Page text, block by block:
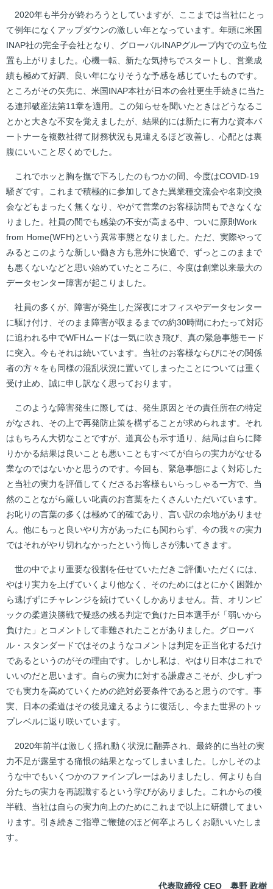
2020年も半分が終わろうとしていますが、ここまでは当社にとっ
て例年になくアップダウンの激しい年となっています。年頭に米国
INAP社の完全子会社となり、グローバルINAPグループ内での立ち位
置も上がりました。心機一転、新たな気持ちでスタートし、営業成
績も極めて好調、良い年になりそうな予感を感じていたものです。
ところがその矢先に、米国INAP本社が日本の会社更生手続きに当た
る連邦破産法第11章を適用。この知らせを聞いたときはどうなるこ
とかと大きな不安を覚えましたが、結果的には新たに有力な資本パ
ートナーを複数社得て財務状況も見違えるほど改善し、心配とは裏
腹にいいこと尽くめでした。
これでホッと胸を撫で下ろしたのもつかの間、今度はCOVID-19
騒ぎです。これまで積極的に参加してきた異業種交流会や名刺交換
会などもまったく無くなり、やがて営業のお客様訪問もできなくな
りました。社員の間でも感染の不安が高まる中、ついに原則Work
from Home(WFH)という異常事態となりました。ただ、実際やって
みるとこのような新しい働き方も意外に快適で、ずっとこのままで
も悪くないなどと思い始めていたところに、今度は創業以来最大の
データセンター障害が起こりました。
社員の多くが、障害が発生した深夜にオフィスやデータセンター
に駆け付け、そのまま障害が収まるまでの約30時間にわたって対応
に追われる中でWFHムードは一気に吹き飛び、真の緊急事態モード
に突入。今もそれは続いています。当社のお客様ならびにその関係
者の方々をも同様の混乱状況に置いてしまったことについては重く
受け止め、誠に申し訳なく思っております。
このような障害発生に際しては、発生原因とその責任所在の特定
がなされ、その上で再発防止策を構ずることが求められます。それ
はもちろん大切なことですが、道真公も示す通り、結局は自らに降
りかかる結果は良いことも悪いこともすべてが自らの実力がなせる
業なのではないかと思うのです。今回も、緊急事態によく対応した
と当社の実力を評価してくださるお客様もいらっしゃる一方で、当
然のことながら厳しい叱責のお言葉をたくさんいただいています。
お叱りの言葉の多くは極めて的確であり、言い訳の余地がありませ
ん。他にもっと良いやり方があったにも関わらず、今の我々の実力
ではそれがやり切れなかったという悔しさが沸いてきます。
世の中でより重要な役割を任せていただきご評価いただくには、
やはり実力を上げていくより他なく、そのためにはとにかく困難か
ら逃げずにチャレンジを続けていくしかありません。昔、オリンピ
ックの柔道決勝戦で疑惑の残る判定で負けた日本選手が「弱いから
負けた」とコメントして非難されたことがありました。グローバ
ル・スタンダードではそのようなコメントは判定を正当化するだけ
であるというのがその理由です。しかし私は、やはり日本はこれで
いいのだと思います。自らの実力に対する謙虚さこそが、少しずつ
でも実力を高めていくための絶対必要条件であると思うのです。事
実、日本の柔道はその後見違えるように復活し、今また世界のトッ
プレベルに返り咲いています。
2020年前半は激しく揺れ動く状況に翻弄され、最終的に当社の実
力不足が露呈する痛恨の結果となってしまいました。しかしそのよ
うな中でもいくつかのファインプレーはありましたし、何よりも自
分たちの実力を再認識するという学びがありました。これからの後
半戦、当社は自らの実力向上のためにこれまで以上に研鑽してまい
ります。引き続きご指導ご鞭撻のほど何卒よろしくお願いいたしま
す。
代表取締役 CEO 奥野 政樹